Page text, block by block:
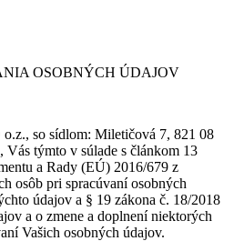
OSOBNÝCH ÚDAJOV
so sídlom: Miletičová 7, 821 08
týmto v súlade s článkom 13
a Rady (EÚ) 2016/679 z
osôb pri spracúvaní osobných
údajov a § 19 zákona č. 18/2018
a o zmene a doplnení niektorých
Vašich osobných údajov.